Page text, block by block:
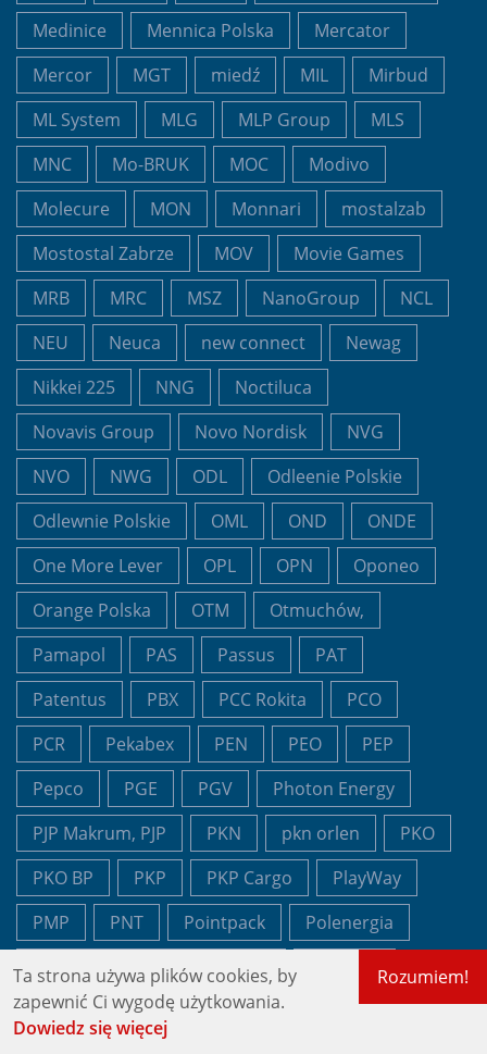
Medinice
Mennica Polska
Mercator
Mercor
MGT miedź MIL
Mirbud
ML System
MLG MLP Group
MLS
MNC
Mo-BRUK MOC
Modivo
Molecure
MON Monnari
mostalzab
Mostostal Zabrze
MOV
Movie Games
MRB
MRC MSZ NanoGroup
NCL
NEU
Neuca new connect
Newag
Nikkei 225
NNG
Noctiluca
Novavis Group
Novo Nordisk
NVG
NVO
NWG ODL
Odleenie Polskie
Odlewnie Polskie
OML OND
ONDE
One More Lever
OPL OPN
Oponeo
Orange Polska
OTM
Otmuchów,
Pamapol
PAS Passus
PAT
Patentus
PBX PCC Rokita
PCO
PCR
Pekabex PEN PEO
PEP
Pepco
PGE PGV
Photon Energy
PJP Makrum, PJP
PKN pkn orlen
PKO
PKO BP
PKP PKP Cargo
PlayWay
PMP
PNT Pointpack
Polenergia
Polska Grupa Fotowoltaiczna
PolTREG
pomysł na zysk
portfel
PUR
Rozumiem!
Ta strona używa plików cookies, by
zapewnić Ci wygodę użytkowania.
Dowiedz się więcej